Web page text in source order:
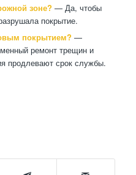
зоне? — Да, чтобы
покрытие.
покрытием? —
ремонт трещин и
продлевают срок службы.